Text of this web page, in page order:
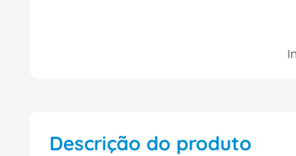
Descrição do produto